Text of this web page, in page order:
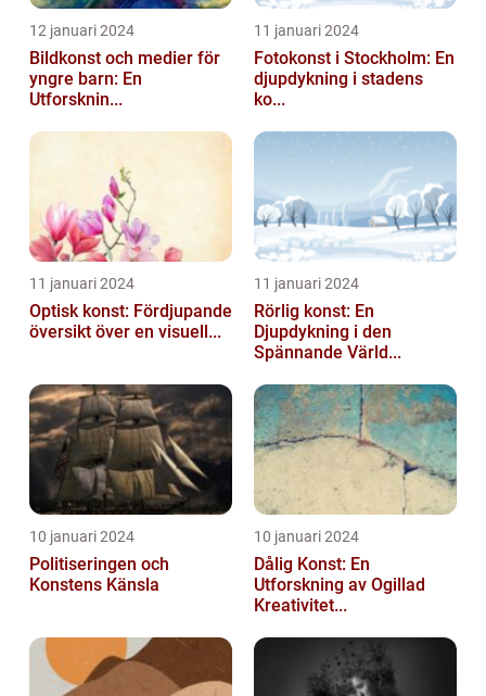
12 januari 2024
Bildkonst och medier för
yngre barn: En
Utforsknin...
11 januari 2024
Fotokonst i Stockholm: En
djupdykning i stadens
ko...
11 januari 2024
Optisk konst: Fördjupande
översikt över en visuell...
11 januari 2024
Rörlig konst: En
Djupdykning i den
Spännande Värld...
10 januari 2024
Politiseringen och
Konstens Känsla
10 januari 2024
Dålig Konst: En
Utforskning av Ogillad
Kreativitet...